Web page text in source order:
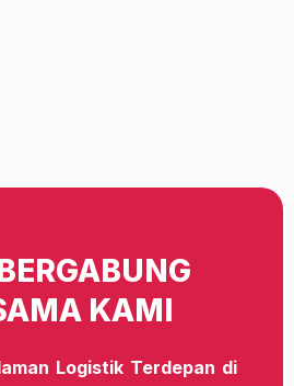
KAMI
Logistik Terdepan di